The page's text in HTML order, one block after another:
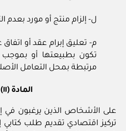
ل- إلزام منتج أو مورد
م- تعليق إبرام عقد أو
تكون بطبيعتها أو بموجب
مرتبطة بمحل التعامل
المادة (١١)
على الأشخاص الذين يرغبون في
تركيز اقتصادي تقديم طلب كتابي